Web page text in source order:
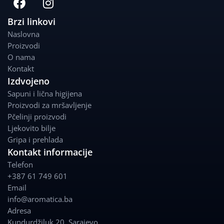
a
c
e
b
o
o
k
n
s
a
m
Brzi linkovi
Naslovna
Proizvodi
O nama
Kontakt
Izdvojeno
Sapuni i lična higijena
Proizvodi za mršavljenje
Pčelinji proizvodi
Ljekovito bilje
Gripa i prehlada
Kontakt informacije
Telefon
+387 61 749 601
Email
info@aromatica.ba
Adresa